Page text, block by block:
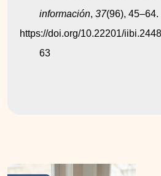
información, 37(96), 45–64.
https://doi.org/10.22201/
63